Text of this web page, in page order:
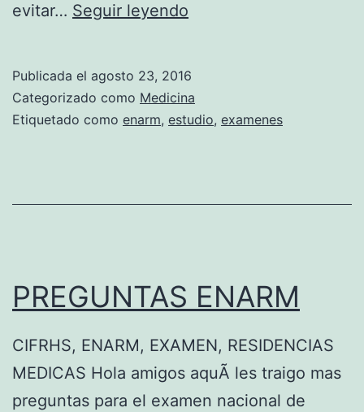
evitar… Seguir leyendo
U
E
E
O
N
T
R
Ã
Publicada el agosto 23, 2016
Categorizado como Medicina
Etiquetado como enarm, estudio, examenes
PREGUNTAS ENARM
CIFRHS, ENARM, EXAMEN, RESIDENCIAS
MEDICAS Hola amigos aquÃ­ les traigo mas
preguntas para el examen nacional de